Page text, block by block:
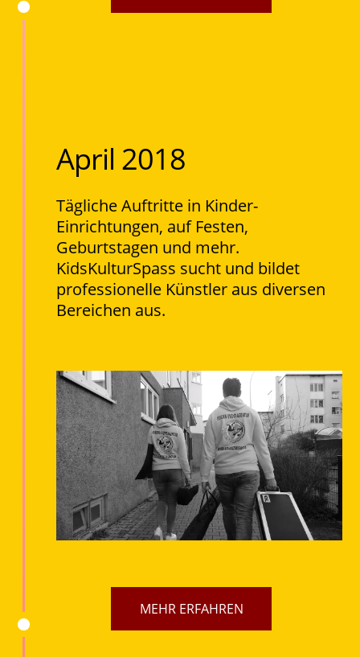
April 2018
Tägliche Auftritte in Kinder-
Einrichtungen, auf Festen,
Geburtstagen und mehr.
KidsKulturSpass sucht und bildet
professionelle Künstler aus diversen
Bereichen aus.
MEHR ERFAHREN